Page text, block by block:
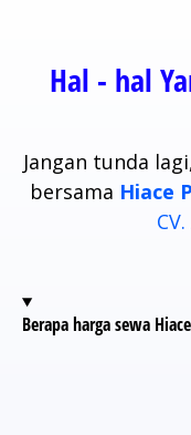
Hal - hal
Jangan tunda
bersama Hiace
Berapa harga sewa